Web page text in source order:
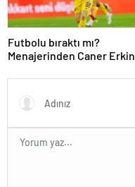
Futbolu bıraktı mı?
Menajerinden Caner Erkin